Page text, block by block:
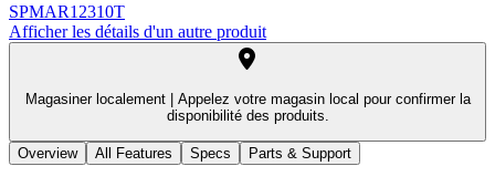
SPMAR12310T
Afficher les détails d'un autre produit
Magasiner localement |Appelez votre magasin local pour confirmer la
disponibilité des produits.
Overview All Features Specs Parts & Support